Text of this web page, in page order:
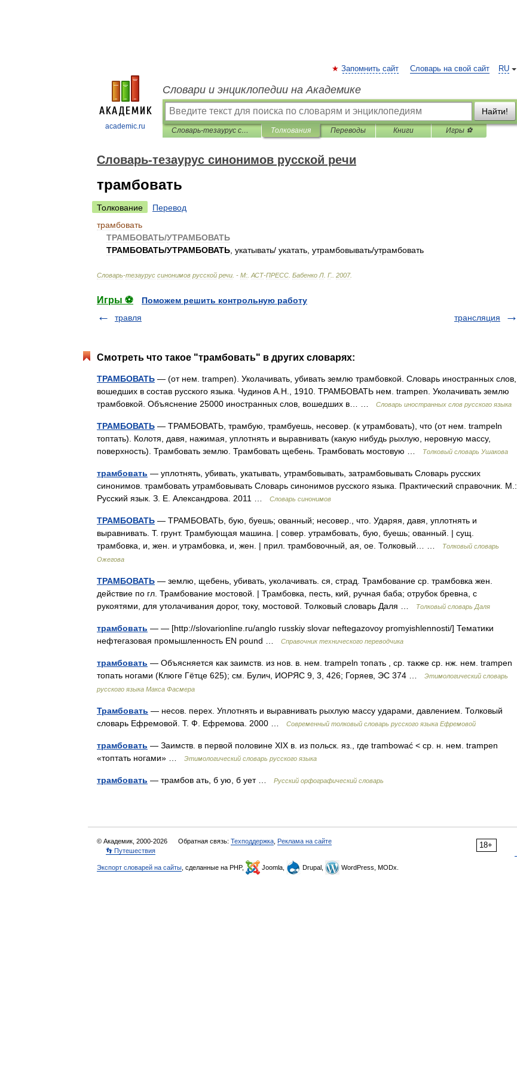
academic.ru
RU
Запомнить сайт Словарь на свой сайт
Словари и энциклопедии на Академике
Найти!
Словарь-тезаурус синонимов русской речи Толкования Переводы Книги Игры ⚽
Словарь-тезаурус синонимов русской речи
трамбовать
Толкование
Перевод
трамбовать
ТРАМБОВАТЬ/УТРАМБОВАТЬ
ТРАМБОВАТЬ/УТРАМБОВАТЬ укатывать/ укатать утрамбовывать/утрамбовать
Словарь-тезаурус синонимов русской речи . - М: АСТ-ПРЕСС Бабенко Л Г. 2007.
Игры ⚽
Поможем решить контрольную работу
травля
трансляция
Смотреть что такое "трамбовать" в других словарях:
ТРАМБОВАТЬ — (от нем. trampen). Уколачивать, убивать землю трамбовкой. Словарь иностранных слов,
вошедших в состав русского языка. Чудинов А.Н., 1910. ТРАМБОВАТЬ нем. trampen. Уколачивать землю
трамбовкой. Объяснение 25000 иностранных слов, вошедших в… …
Словарь иностранных слов русского языка
ТРАМБОВАТЬ — ТРАМБОВАТЬ, трамбую, трамбуешь, несовер. (к утрамбовать), что (от нем. trampeln
топтать). Колотя, давя, нажимая, уплотнять и выравнивать (какую нибудь рыхлую, неровную массу,
поверхность). Трамбовать землю. Трамбовать щебень. Трамбовать мостовую …
Толковый словарь Ушакова
трамбовать — уплотнять, убивать, укатывать, утрамбовывать, затрамбовывать Словарь русских
синонимов. трамбовать утрамбовывать Словарь синонимов русского языка. Практический справочник. М.:
Русский язык. З. Е. Александрова. 2011 …
Словарь синонимов
ТРАМБОВАТЬ — ТРАМБОВАТЬ, бую, буешь; ованный; несовер., что. Ударяя, давя, уплотнять и
выравнивать. Т. грунт. Трамбующая машина. | совер. утрамбовать, бую, буешь; ованный. | сущ.
трамбовка, и, жен. и утрамбовка, и, жен. | прил. трамбовочный, ая, ое. Толковый… …
Толковый словарь
Ожегова
ТРАМБОВАТЬ — землю, щебень, убивать, уколачивать. ся, страд. Трамбование ср. трамбовка жен.
действие по гл. Трамбование мостовой. | Трамбовка, песть, кий, ручная баба; отрубок бревна, с
рукоятями, для утолачивания дорог, току, мостовой. Толковый словарь Даля …
Толковый словарь Даля
трамбовать — — [http://slovarionline.ru/anglo russkiy slovar neftegazovoy promyishlennosti/] Тематики
нефтегазовая промышленность EN pound …
Справочник технического переводчика
трамбовать — Объясняется как заимств. из нов. в. нем. trampeln топать , ср. также ср. нж. нем. trаmреn
топать ногами (Клюге Гётце 625); см. Булич, ИОРЯС 9, 3, 426; Горяев, ЭС 374 …
Этимологический словарь
русского языка Макса Фасмера
Трамбовать — несов. перех. Уплотнять и выравнивать рыхлую массу ударами, давлением. Толковый
словарь Ефремовой. Т. Ф. Ефремова. 2000 …
Современный толковый словарь русского языка Ефремовой
трамбовать — Заимств. в первой половине XIX в. из польск. яз., где trambować < ср. н. нем. trampen
«топтать ногами» …
Этимологический словарь русского языка
трамбовать — трамбов ать, б ую, б ует … Русский орфографический словарь
18+
© Академик, 2000-2026 Обратная связь: Техподдержка Реклама на сайте
👣 Путешествия
Экспорт словарей на сайты , сделанные на PHP, Joomla, Drupal, WordPress, MODx.